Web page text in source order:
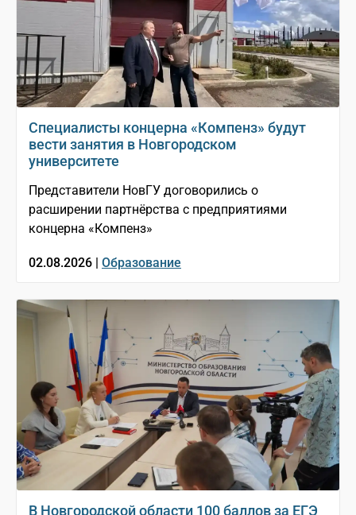
Специалисты концерна «Компенз» будут
вести занятия в Новгородском
университете
Представители НовГУ договорились о
расширении партнёрства с предприятиями
концерна «Компенз»
02.08.2026 | Образование
В Новгородской области 100 баллов за ЕГЭ